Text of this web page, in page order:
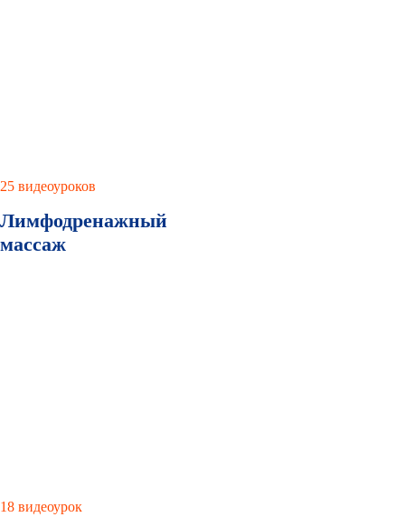
25 видеоуроков
Лимфодренажный
массаж
18 видеоурок